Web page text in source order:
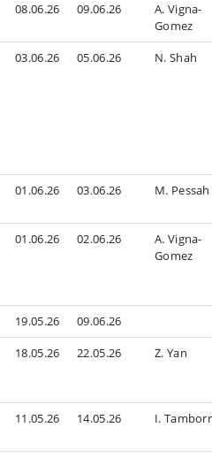
08.06.26 09.06.26
A. Vigna-
Gomez
03.06.26 05.06.26 N. Shah
01.06.26 03.06.26 M. Pessah
01.06.26 02.06.26
A. Vigna-
Gomez
19.05.26
09.06.26
18.05.26 22.05.26 Z. Yan
11.05.26 14.05.26 I.